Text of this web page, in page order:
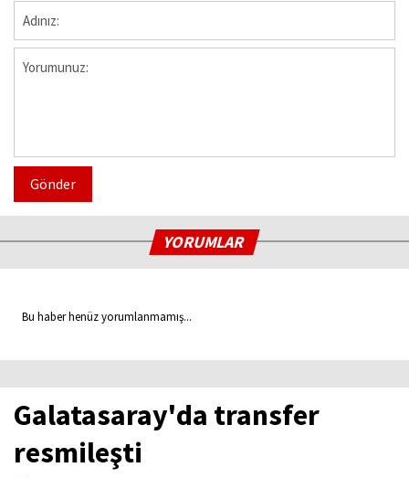
Gönder
YORUMLAR
Bu haber henüz yorumlanmamış...
Galatasaray'da transfer
resmileşti